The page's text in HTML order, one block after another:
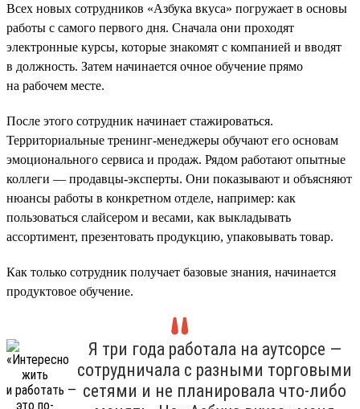
Всех новых сотрудников «Азбука вкуса» погружает в основы
работы с самого первого дня. Сначала они проходят
электронные курсы, которые знакомят с компанией и вводят
в должность. Затем начинается очное обучение прямо
на рабочем месте.
После этого сотрудник начинает стажироваться.
Территориальные тренинг-менеджеры обучают его основам
эмоционального сервиса и продаж. Рядом работают опытные
коллеги — продавцы-эксперты. Они показывают и объясняют
нюансы работы в конкретном отделе, например: как
пользоваться слайсером и весами, как выкладывать
ассортимент, презентовать продукцию, упаковывать товар.
Как только сотрудник получает базовые знания, начинается
продуктовое обучение.
Я три года работала на аутсорсе —
сотрудничала с разными торговыми
сетями и не планировала что-либо